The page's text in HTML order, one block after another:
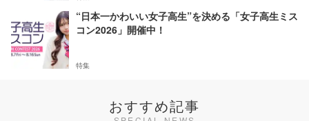
“日本一かわいい女子高生”を決める「女子高生ミス
コン2026」開催中！
特集
おすすめ記事